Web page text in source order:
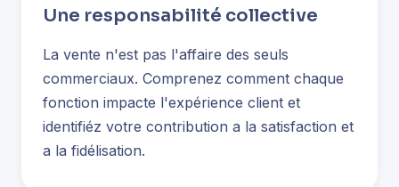
Une responsabilité collective
La vente n'est pas l'affaire des seuls
commerciaux. Comprenez comment chaque
fonction impacte l'expérience client et
identifiéz votre contribution a la satisfaction et
a la fidélisation.